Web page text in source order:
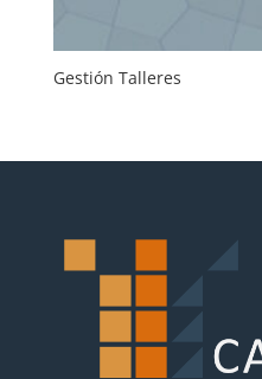
Gestión Talleres